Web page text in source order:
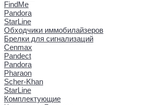
FindMe
Pandora
StarLine
Обходчики иммобилайзеров
Брелки для сигнализаций
Cenmax
Pandect
Pandora
Pharaon
Scher-Khan
StarLine
Комплектующие